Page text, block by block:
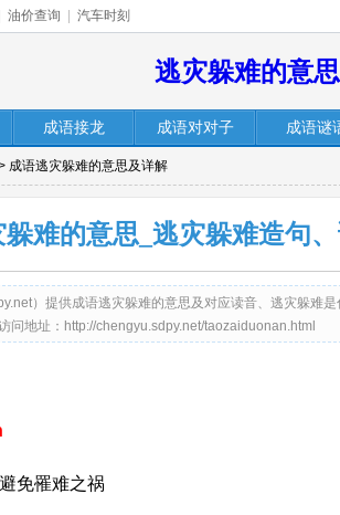
油价查询 汽车时刻
逃灾躲难的意思
成语接龙 成语对对子 成语谜
成语逃灾躲难的意思及详解
躲难的意思_逃灾躲难造句
）提供成语逃灾躲难的意思及对应读音、逃灾躲难
问地址：http://chengyu.sdpy.net/taozaiduonan.html
免罹难之祸